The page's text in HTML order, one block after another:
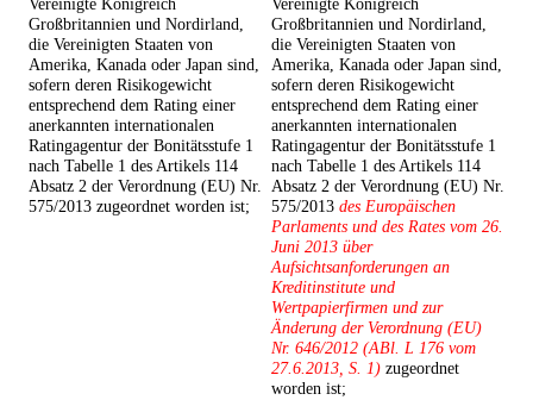
Vereinigte Königreich
Großbritannien und Nordirland,
die Vereinigten Staaten von
Amerika, Kanada oder Japan sind,
sofern deren Risikogewicht
entsprechend dem Rating einer
anerkannten internationalen
Ratingagentur der Bonitätsstufe 1
nach Tabelle 1 des Artikels 114
Absatz 2 der Verordnung (EU) Nr.
575/2013 zugeordnet worden ist;
Vereinigte Königreich
Großbritannien und Nordirland,
die Vereinigten Staaten von
Amerika, Kanada oder Japan sind,
sofern deren Risikogewicht
entsprechend dem Rating einer
anerkannten internationalen
Ratingagentur der Bonitätsstufe 1
nach Tabelle 1 des Artikels 114
Absatz 2 der Verordnung (EU) Nr.
575/2013 des Europäischen
Parlaments und des Rates vom 26.
Juni 2013 über
Aufsichtsanforderungen an
Kreditinstitute und
Wertpapierfirmen und zur
Änderung der Verordnung (EU)
Nr. 646/2012 (ABl. L 176 vom
27.6.2013, S. 1) zugeordnet
worden ist;